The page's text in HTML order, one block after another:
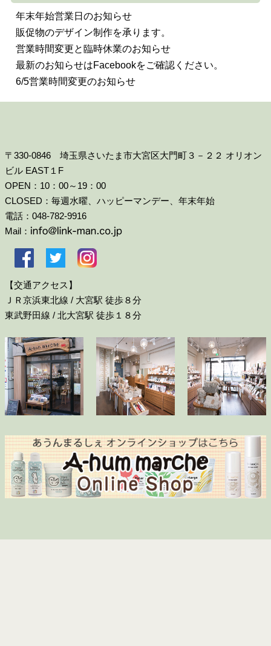
年末年始営業日のお知らせ
販促物のデザイン制作を承ります。
営業時間変更と臨時休業のお知らせ
最新のお知らせはFacebookをご確認ください。
6/5営業時間変更のお知らせ
〒330-0846 埼玉県さいたま市大宮区大門町３－２２ オリオン
ビル EAST１F
OPEN：10：00～19：00
CLOSED：毎週水曜、ハッピーマンデー、年末年始
電話：048-782-9916
Mail：
【交通アクセス】
ＪＲ京浜東北線 / 大宮駅 徒歩８分
東武野田線 / 北大宮駅 徒歩１８分